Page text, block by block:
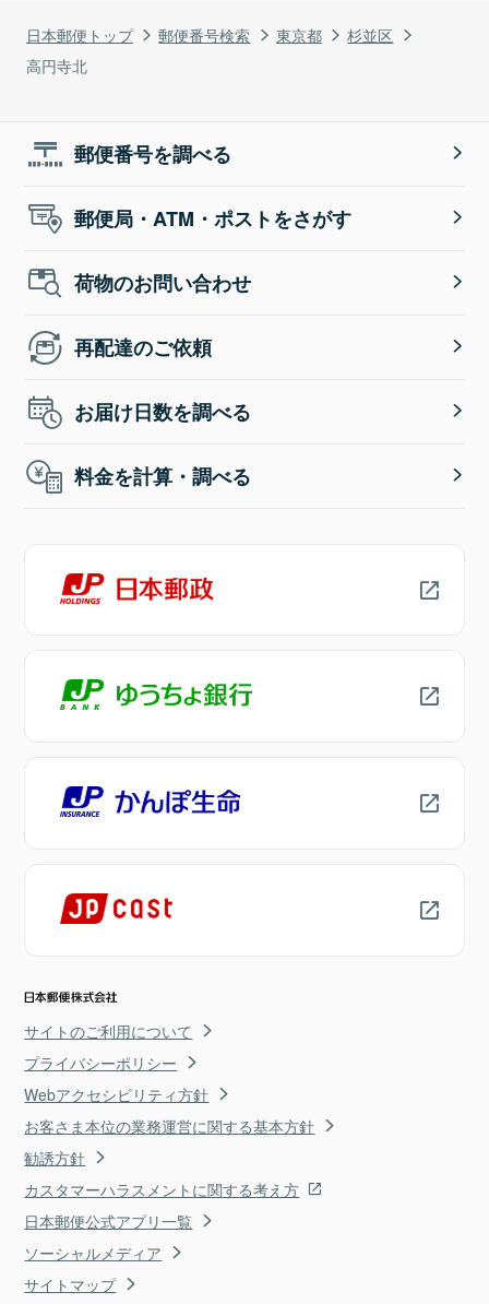
日本郵便トップ 郵便番号検索 東京都
杉並区
高円寺北
郵便番号を調べる
郵便局・ATM・ポストをさがす
荷物のお問い合わせ
再配達のご依頼
お届け日数を調べる
料金を計算・調べる
サイトのご利用について
プライバシーポリシー
Webアクセシビリティ方針
お客さま本位の業務運営に関する基本方針
勧誘方針
カスタマーハラスメントに関する考え方
日本郵便公式アプリ一覧
ソーシャルメディア
サイトマップ